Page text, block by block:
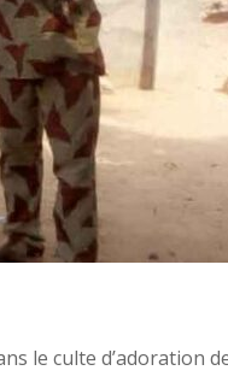
le culte d’adoration